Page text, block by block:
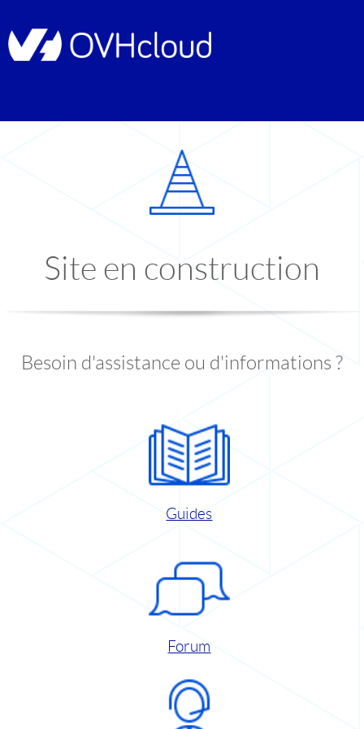
Site en construction
Besoin d'assistance ou d'informations ?
Guides
Forum